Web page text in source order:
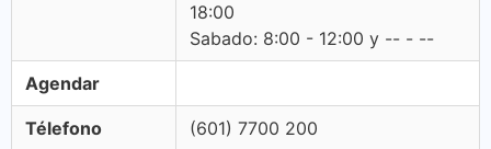
18:00
Sabado: 8:00 - 12:00 y -- - --
Agendar
Télefono (601) 7700 200